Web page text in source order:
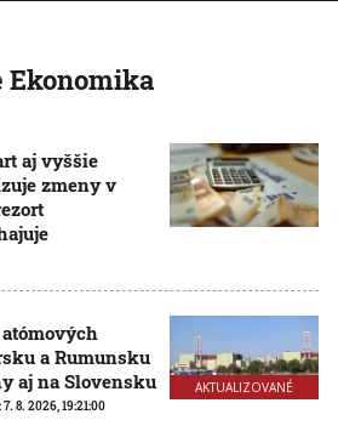
Ekonomika
aj vyššie
zmeny v
AKTUALIZOVANÉ
a Rumunsku
aj na Slovensku
7. 8. 2026, 19:21:00